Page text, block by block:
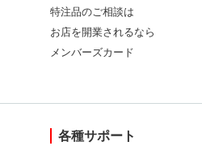
特注品のご相談は
お店を開業されるなら
メンバーズカード
各種サポート